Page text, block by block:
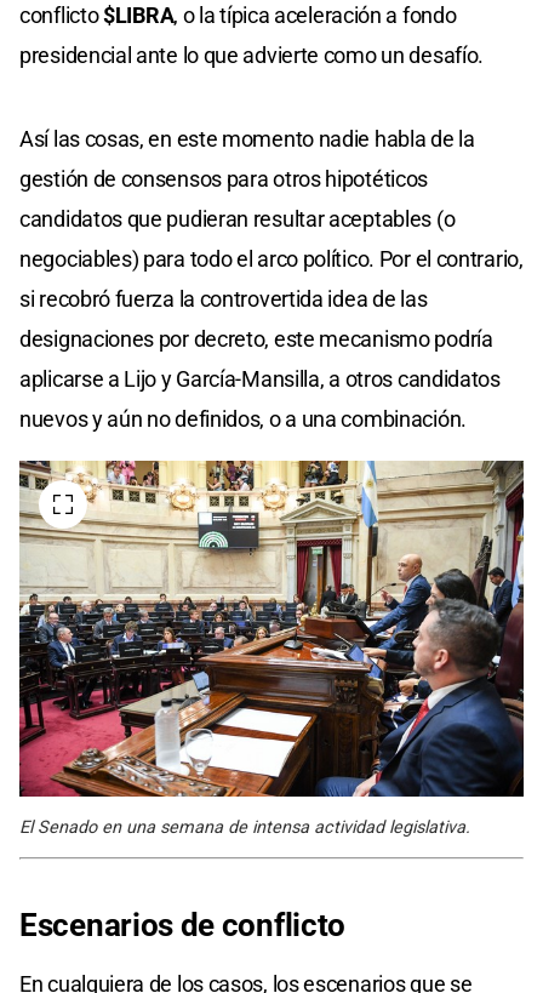
conflicto$LIBRA, o la típica aceleración a fondo
presidencial ante lo que advierte como un desafío.
Así las cosas, en este momento nadie habla de la
gestión de consensos para otros hipotéticos
candidatos que pudieran resultar aceptables (o
negociables) para todo el arco político. Por el contrario,
si recobró fuerza la controvertida idea de las
designaciones por decreto, este mecanismo podría
aplicarse a Lijo y García-Mansilla, a otros candidatos
nuevos y aún no definidos, o a una combinación.
El Senado en una semana de intensa actividad legislativa.
Escenarios de conflicto
En cualquiera de los casos, los escenarios que se